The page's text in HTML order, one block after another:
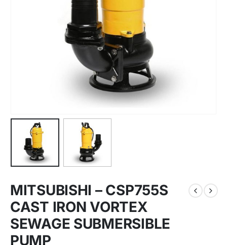
MITSUBISHI – CSP755S
CAST IRON VORTEX
SEWAGE SUBMERSIBLE
PUMP